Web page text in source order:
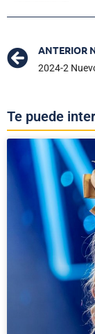
ANTERIOR
Te puede